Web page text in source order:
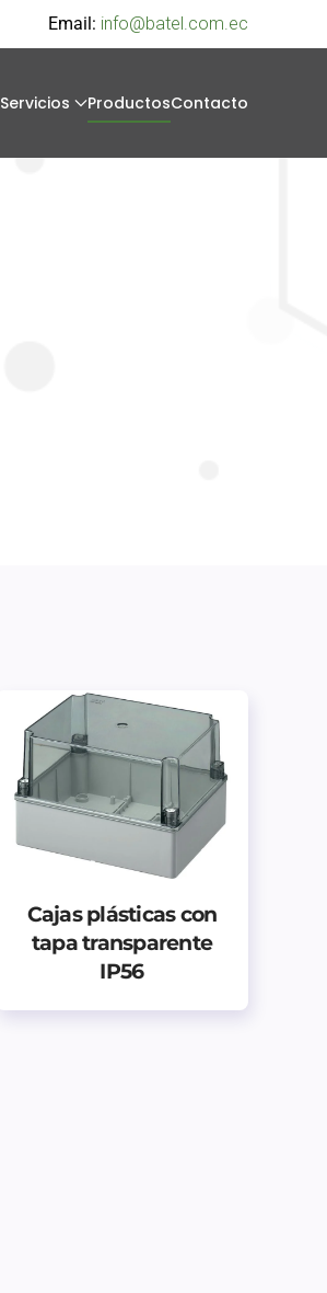
Email: info@batel.com.ec
Servicios ProductosContacto
Cajas plásticas con
tapa transparente
IP56